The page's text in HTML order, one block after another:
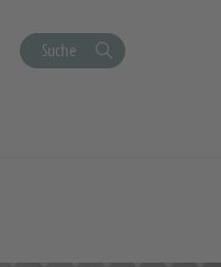
Suche